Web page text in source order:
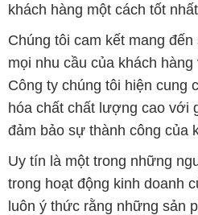
khách hàng một cách tốt
Chúng tôi cam kết mang
mọi nhu cầu của khách
Công ty chúng tôi hiện cung
hóa chất chất lượng cao với
đảm bảo sự thành công của
Uy tín là một trong những
trong hoạt động kinh doanh
luôn ý thức rằng những sản